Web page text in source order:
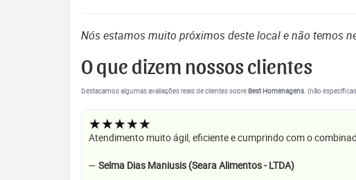
Nós estamos muito próximos deste local e não temos
O que dizem nossos clientes
Destacamos algumas avaliações reais de clientes sobreBest Homenagens. (não
★★★★★
Atendimento muito ágil, eficiente e cumprindo com o
— Selma Dias Maniusis (Seara Alimentos - LTDA)